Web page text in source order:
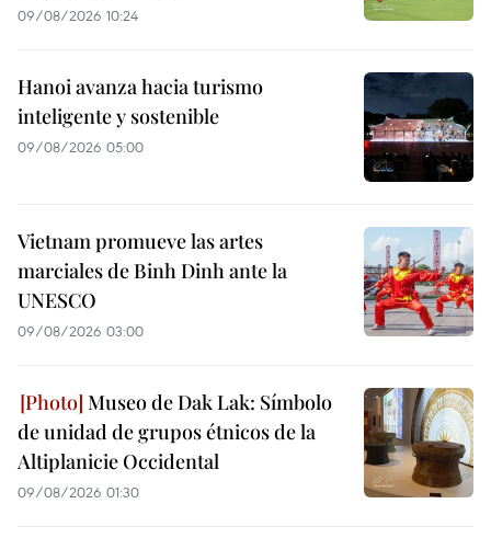
09/08/2026 10:24
Hanoi avanza hacia turismo
inteligente y sostenible
09/08/2026 05:00
Vietnam promueve las artes
marciales de Binh Dinh ante la
UNESCO
09/08/2026 03:00
Museo de Dak Lak: Símbolo
de unidad de grupos étnicos de la
Altiplanicie Occidental
09/08/2026 01:30